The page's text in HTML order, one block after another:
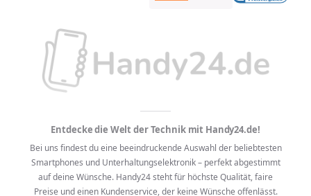
Entdecke die Welt der Technik mit Handy24.de!
Bei uns findest du eine beeindruckende Auswahl der beliebtesten
Smartphones und Unterhaltungselektronik – perfekt abgestimmt
auf deine Wünsche. Handy24 steht für höchste Qualität, faire
Preise und einen Kundenservice, der keine Wünsche offenlässt.